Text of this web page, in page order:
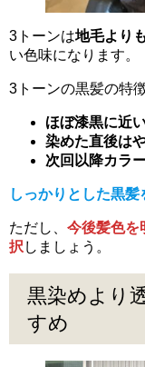
3トーンは地毛より
い色味になります。
3トーンの黒髪の特
ほぼ漆黒に近
染めた直後は
次回以降カラ
しっかりとした黒
ただし、 今後髪色を
択 しましょう。
黒染めより
すめ